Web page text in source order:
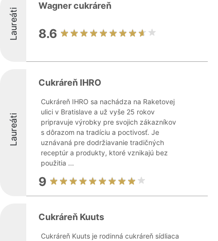
Laureáti
Wagner cukráreň
8.6
Laureáti
Cukráreň IHRO
Cukráreň IHRO sa nachádza na Raketovej
ulici v Bratislave a už vyše 25 rokov
pripravuje výrobky pre svojich zákazníkov
s dôrazom na tradíciu a poctivosť. Je
uznávaná pre dodržiavanie tradičných
receptúr a produkty, ktoré vznikajú bez
použitia ...
9
Cukráreň Kuuts
Cukráreň Kuuts je rodinná cukráreň sídliaca